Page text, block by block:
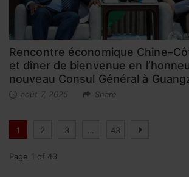
Rencontre économique
et dîner de bienvenue en
nouveau Consul Général à
août 7, 2025 Share
1 2 3 43
Page 1 of 43